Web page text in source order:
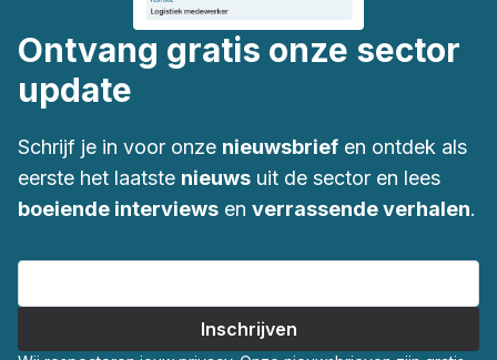
Ontvang gratis onze sector
update
Schrijf je in voor onze nieuwsbrief en ontdek als
eerste het laatste nieuws uit de sector en lees
boeiende interviews en verrassende verhalen.